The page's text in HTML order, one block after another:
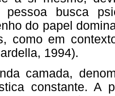
busca
do papel
como em
1994).
camada,
constante. A